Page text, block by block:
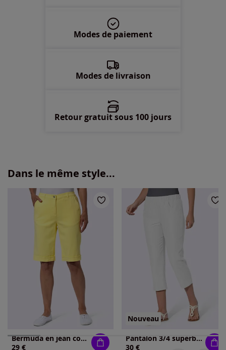
Disponible dans 2 semaines
Modes de paiement
Modes de livraison
Retour gratuit sous 100 jours
Dans le même style...
Bermuda en jean coupe décontractée
29 €
Nouveau
Pantalon 3/4 superbe broderie florale
30 €